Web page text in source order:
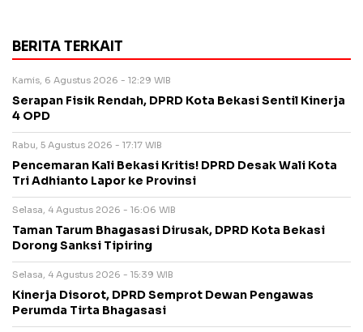
BERITA TERKAIT
Kamis, 6 Agustus 2026 - 12:29 WIB
Serapan Fisik Rendah, DPRD Kota Bekasi Sentil Kinerja
4 OPD
Rabu, 5 Agustus 2026 - 17:17 WIB
Pencemaran Kali Bekasi Kritis! DPRD Desak Wali Kota
Tri Adhianto Lapor ke Provinsi
Selasa, 4 Agustus 2026 - 16:06 WIB
Taman Tarum Bhagasasi Dirusak, DPRD Kota Bekasi
Dorong Sanksi Tipiring
Selasa, 4 Agustus 2026 - 15:39 WIB
Kinerja Disorot, DPRD Semprot Dewan Pengawas
Perumda Tirta Bhagasasi